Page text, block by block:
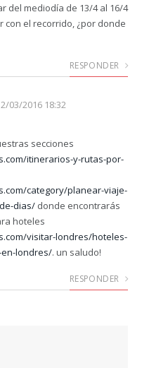
del mediodía de 13/4 al 16/4
con el recorrido, ¿por donde
RESPONDER
03/2016 18:32
secciones
itinerarios-y-rutas-por-
category/planear-viaje-
dias/ donde encontrarás
hoteles
visitar-londres/hoteles-
londres/. un saludo!
RESPONDER